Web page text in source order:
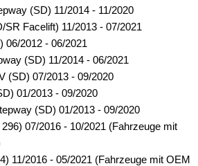
(SD) 11/2014 - 11/2020
SR Facelift) 11/2013 - 07/2021
06/2012 - 06/2021
(SD) 11/2014 - 06/2021
(SD) 07/2013 - 09/2020
01/2013 - 09/2020
(SD) 01/2013 - 09/2020
07/2016 - 10/2021 (Fahrzeuge mit
11/2016 - 05/2021 (Fahrzeuge mit OEM